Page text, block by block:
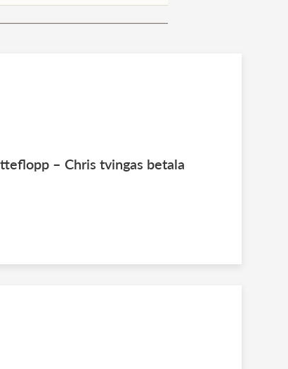
– Chris tvingas betala